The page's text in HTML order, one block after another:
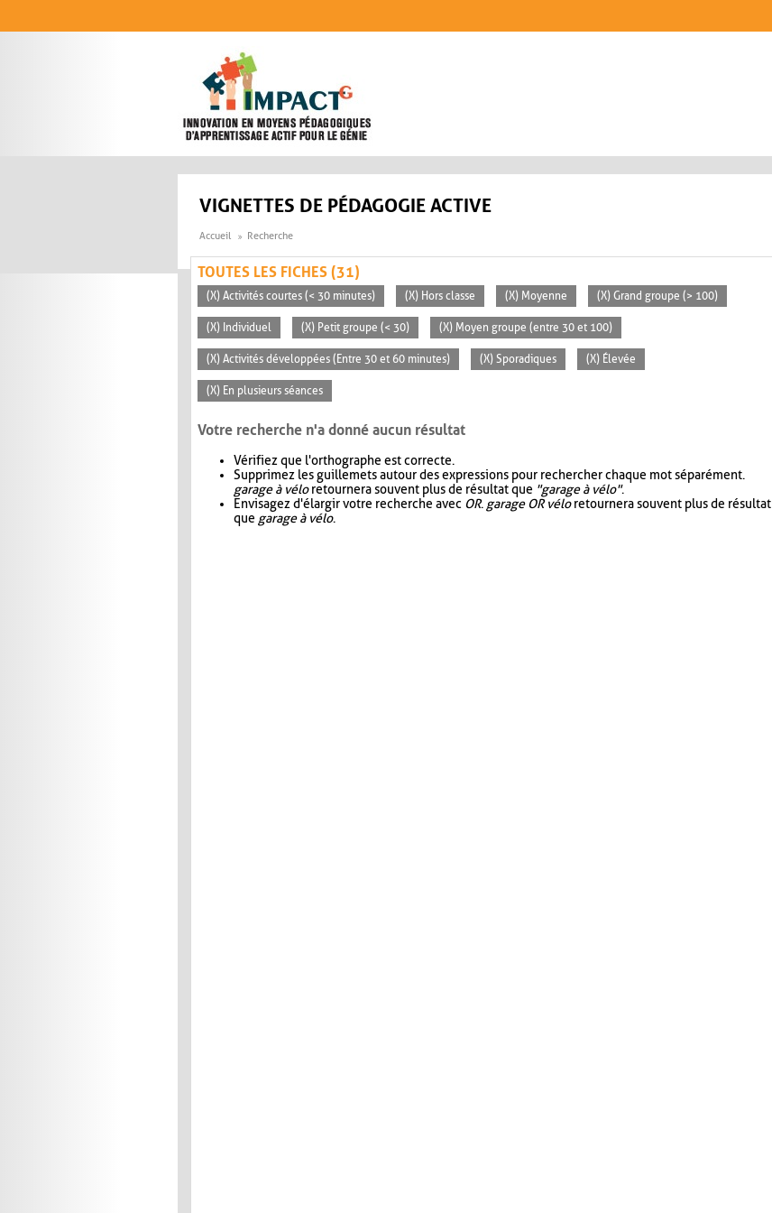
VIGNETTES DE PÉDAGOGIE ACTIVE
Accueil Recherche
TOUTES LES FICHES (31)
(X) Activités courtes (< 30 minutes) (X) Hors classe (X) Moyenne (X) Grand groupe (> 100)
(X) Individuel (X) Petit groupe (< 30) (X) Moyen groupe (entre 30 et 100)
(X) Activités développées (Entre 30 et 60 minutes) (X) Sporadiques (X) Élevée
(X) En plusieurs séances
Votre recherche n'a donné aucun résultat
Vérifiez que l'orthographe est correcte.
Supprimez les guillemets autour des expressions pour rechercher chaque mot séparément.
garage à véloretournera souvent plus de résultat que "garage à vélo".
Envisagez d'élargir votre recherche avec OR. garage OR véloretournera souvent plus de résultat
que garage à vélo.